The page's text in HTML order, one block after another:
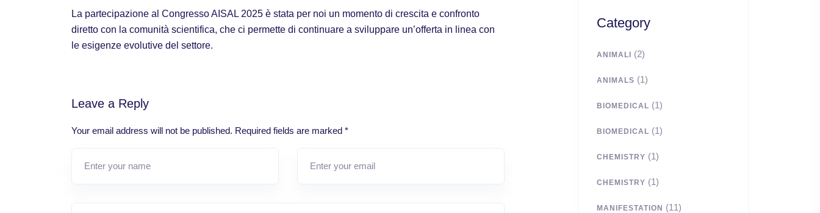
La partecipazione al Congresso AISAL 2025 è stata per noi un momento di crescita e confronto
diretto con la comunità scientifica, che ci permette di continuare a sviluppare un’offerta in linea con
le esigenze evolutive del settore.
Leave a Reply
Your email address will not be published. Required fields are marked *
Category
ANIMALI (2)
ANIMALS (1)
BIOMEDICAL (1)
BIOMEDICAL (1)
CHEMISTRY (1)
CHEMISTRY (1)
MANIFESTATION (11)